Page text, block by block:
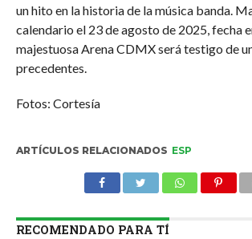
un hito en la historia de la música banda.
calendario el 23 de agosto de 2025, fecha
majestuosa Arena CDMX será testigo de
precedentes.
Fotos: Cortesía
ARTÍCULOS RELACIONADOS ESP
RECOMENDADO PARA TÍ